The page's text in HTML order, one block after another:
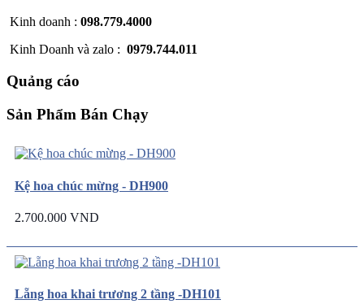
Kinh doanh : 098.779.4000
Kinh Doanh và zalo : 0979.744.011
Quảng cáo
Sản Phẩm Bán Chạy
Kệ hoa chúc mừng - DH900
2.700.000 VND
Lẵng hoa khai trương 2 tầng -DH101